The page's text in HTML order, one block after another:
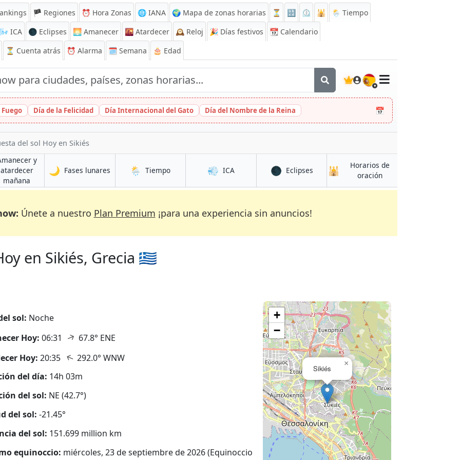
🏴 Regiones ⏰ Hora Zonas 🌐 IANA 🌍 Mapa de zonas horarias ⏳ 🔡 ⏲️ 🕌
🌦️ Tiempo
🌬️ ICA 🌑 Eclipses 🌅 Amanecer 🌇 Atardecer 🕰️ Reloj 🎉 Días festivos 📆 Calendario
⏳ Cuenta atrás ⏰ Alarma 🗓️ Semana 🎂 Edad
🇪🇸
Día de la Felicidad Día Internacional del Gato Día del Nombre de la Reina 📅
del sol Hoy en Sikiés
y
atardecer
mañana
🌙 Fases lunares en Sikiés
🌦️ Tiempoen Sikiés 💨 ICAen Sikiés 🌑 Eclipsesen Sikiés
🕌
Horarios de
oraciónen Sikiés
Únete a nuestro Plan Premium ¡para una experiencia sin anuncios!
en Sikiés, Grecia 🇬🇷
sol: Noche
Hoy: 06:31 ↑ 67.8° ENE
Hoy: 20:35 ↑ 292.0° WNW
del día: 14h 03m
del sol: NE (42.7°)
del sol: -21.45°
del sol: 151.699 million km
equinoccio: miércoles, 23 de septiembre de 2026 (Equinoccio
Sikiés
×
+
−